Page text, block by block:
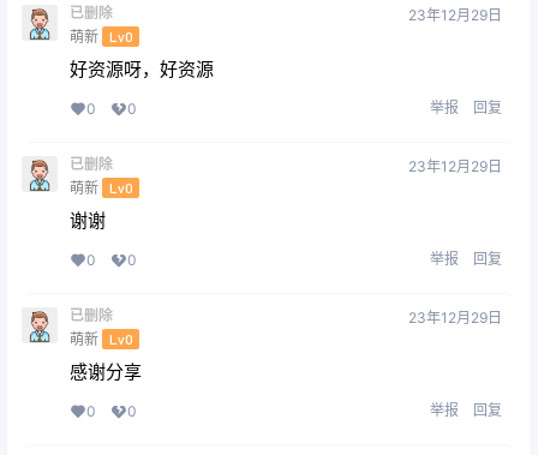
已删除
萌新 Lv0
23年12月29日
好资源呀，好资源
0 0 举报 回复
已删除
萌新 Lv0
23年12月29日
谢谢
0 0 举报 回复
已删除
萌新 Lv0
23年12月29日
感谢分享
0 0 举报 回复